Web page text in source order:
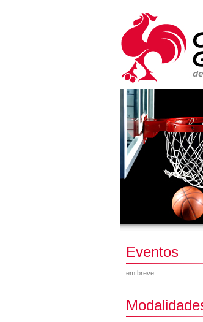
Eventos
em breve...